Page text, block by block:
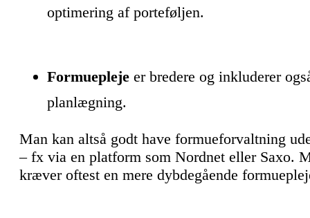
optimering af porteføljen.
Formuepleje er bredere og inkluderer
planlægning.
Man kan altså godt have formueforvaltning
– fx via en platform som Nordnet eller Saxo.
kræver oftest en mere dybdegående